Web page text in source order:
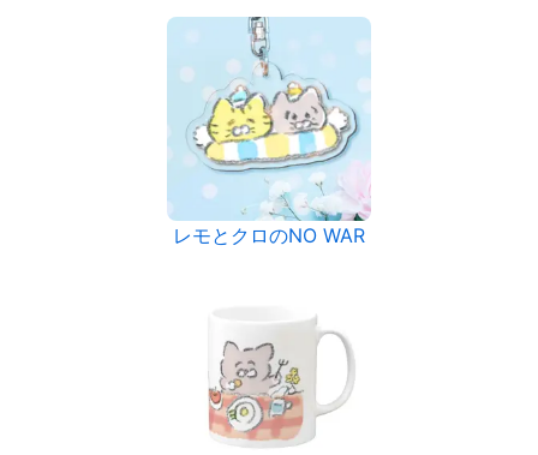
レモとクロのNO WAR